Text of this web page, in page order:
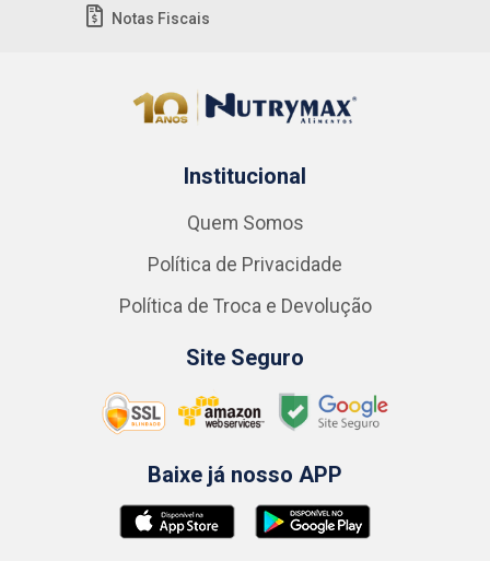
Notas Fiscais
Institucional
Quem Somos
Política de Privacidade
Política de Troca e Devolução
Site Seguro
Baixe já nosso APP